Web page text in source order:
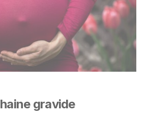
haine gravide